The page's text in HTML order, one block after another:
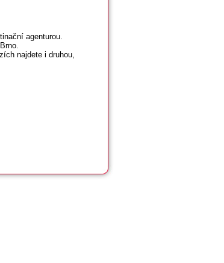
agenturou.
najdete i druhou,